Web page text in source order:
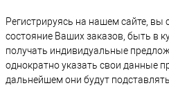
Регистрируясь на нашем сайте, вы
состояние Ваших заказов, быть в
получать индивидуальные
однократно указать свои данные
дальнейшем они будут